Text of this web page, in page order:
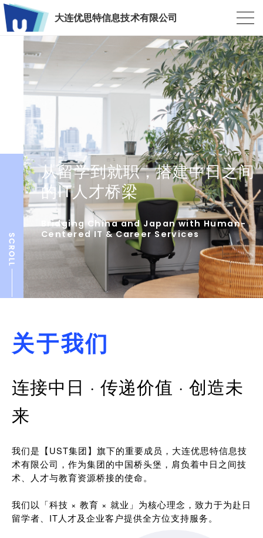
大连优思特信息技术有限公司
从留学到就职，搭建中日之间
的IT人才桥梁
Bridging China and Japan with Human-
Centered IT & Career Services
关于我们
连接中日 · 传递价值 · 创造未
来
我们是【UST集团】旗下的重要成员，大连优思特信息技
术有限公司，作为集团的中国桥头堡，肩负着中日之间技
术、人才与教育资源桥接的使命。
我们以「科技 × 教育 × 就业」为核心理念，致力于为赴日
留学者、IT人才及企业客户提供全方位支持服务。